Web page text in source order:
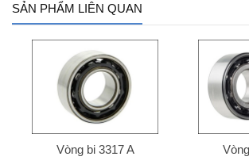
SẢN PHẨM LIÊN QUAN
Vòng bi 3317 A